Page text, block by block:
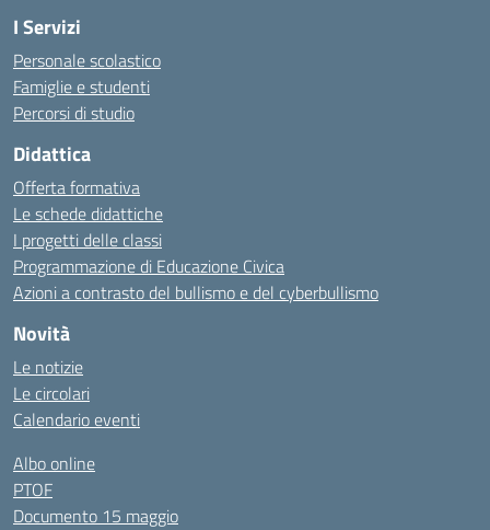
I Servizi
Personale scolastico
Famiglie e studenti
Percorsi di studio
Didattica
Offerta formativa
Le schede didattiche
I progetti delle classi
Programmazione di Educazione Civica
Azioni a contrasto del bullismo e del cyberbullismo
Novità
Le notizie
Le circolari
Calendario eventi
Albo online
PTOF
Documento 15 maggio